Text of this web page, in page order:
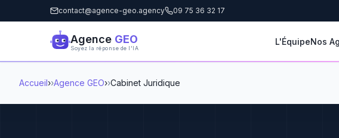
contact@agence-geo.agency 09 75 36 32 17
Agence GEO
Soyez la réponse de l'IA
L'ÉquipeNos
Accueil› Agence GEO› Cabinet Juridique